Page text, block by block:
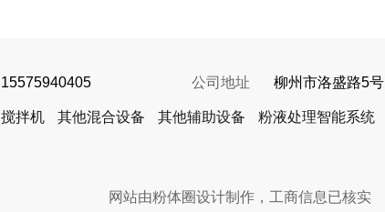
15575940405 公司地址 柳州市洛盛路5号
搅拌机 其他混合设备 其他辅助设备 粉液处理智能系统
网站由粉体圈设计制作，工商信息已核实